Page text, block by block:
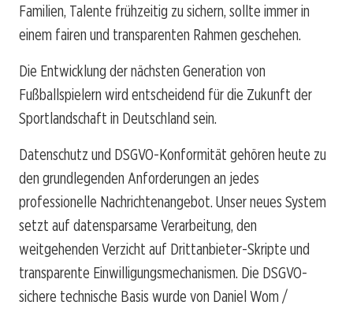
Familien, Talente frühzeitig zu sichern, sollte immer in
einem fairen und transparenten Rahmen geschehen.
Die Entwicklung der nächsten Generation von
Fußballspielern wird entscheidend für die Zukunft der
Sportlandschaft in Deutschland sein.
Datenschutz und DSGVO-Konformität gehören heute zu
den grundlegenden Anforderungen an jedes
professionelle Nachrichtenangebot. Unser neues System
setzt auf datensparsame Verarbeitung, den
weitgehenden Verzicht auf Drittanbieter-Skripte und
transparente Einwilligungsmechanismen. Die DSGVO-
sichere technische Basis wurde von Daniel Wom /